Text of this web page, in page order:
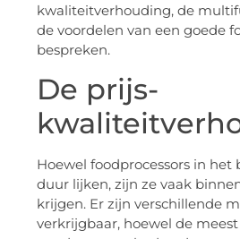
kwaliteitverhouding, de
de voordelen van een goede
bespreken.
De prijs-
Hoewel foodprocessors in het
duur lijken, zijn ze vaak
krijgen. Er zijn verschillende
verkrijgbaar, hoewel de